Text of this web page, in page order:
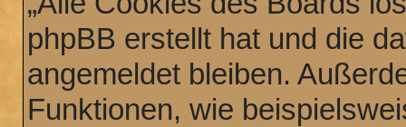
phpBB erstellt hat und die
angemeldet bleiben.
Funktionen, wie